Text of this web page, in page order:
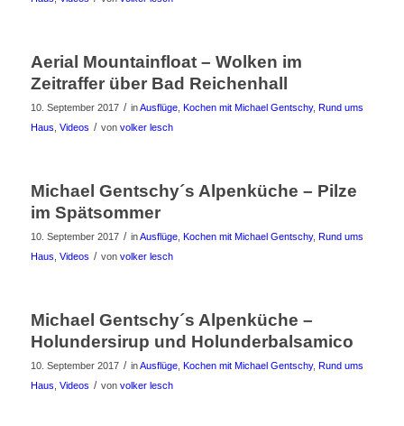
Aerial Mountainfloat – Wolken im
Zeitraffer über Bad Reichenhall
10. September 2017 / inAusflüge, Kochen mit Michael Gentschy, Rund ums
Haus Videos / von volker lesch
Michael Gentschy´s Alpenküche – Pilze
im Spätsommer
10. September 2017 / inAusflüge, Kochen mit Michael Gentschy, Rund ums
Haus Videos / von volker lesch
Michael Gentschy´s Alpenküche –
Holundersirup und Holunderbalsamico
10. September 2017 / inAusflüge, Kochen mit Michael Gentschy, Rund ums
Haus Videos / von volker lesch